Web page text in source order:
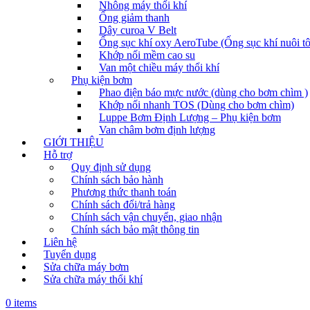
Nhông máy thổi khí
Ống giảm thanh
Dây curoa V Belt
Ống sục khí oxy AeroTube (Ống sục khí nuôi
Khớp nối mềm cao su
Van một chiều máy thổi khí
Phụ kiện bơm
Phao điện báo mực nước (dùng cho bơm chìm )
Khớp nối nhanh TOS (Dùng cho bơm chìm)
Luppe Bơm Định Lượng – Phụ kiện bơm
Van châm bơm định lượng
GIỚI THIỆU
Hỗ trợ
Quy định sử dụng
Chính sách bảo hành
Phương thức thanh toán
Chính sách đổi/trả hàng
Chính sách vận chuyển, giao nhận
Chính sách bảo mật thông tin
Liên hệ
Tuyển dụng
Sửa chữa máy bơm
Sửa chữa máy thổi khí
0 items